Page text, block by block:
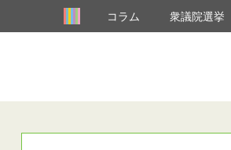
コラム 衆議院選挙